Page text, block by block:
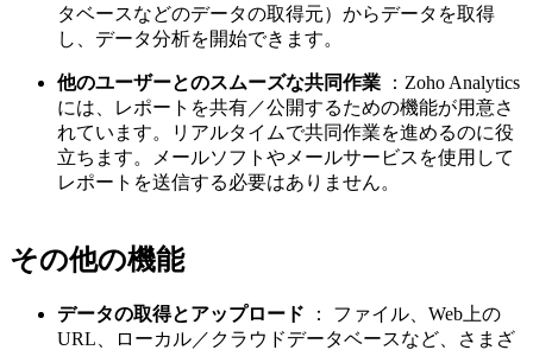
タベースなどのデータの取得元）からデータを取得
し、データ分析を開始できます。
他のユーザーとのスムーズな共同作業
：Zoho Analytics
には、レポートを共有／公開するための機能が用意さ
れています。リアルタイムで共同作業を進めるのに役
立ちます。メールソフトやメールサービスを使用して
レポートを送信する必要はありません。
その他の機能
データの取得とアップロード ： ファイル、Web上の
URL、ローカル／クラウドデータベースなど、さまざ